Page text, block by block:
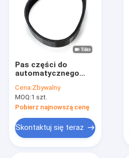
Pas części do
automatycznego
-3VX335 GT5250
GT7250 Części
paska klinowego
180500232
180500226
Cena:Zbywalny
MOQ:1 szt.
Pobierz najnowszą cenę
Skontaktuj się teraz